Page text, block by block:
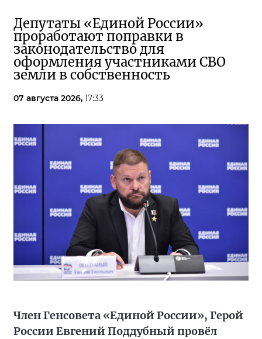
Депутаты «Единой России»
проработают поправки в
законодательство для
оформления участниками СВО
земли в собственность
07 августа 2026, 17:33
Член Генсовета «Единой России», Герой
России Евгений Поддубный провёл